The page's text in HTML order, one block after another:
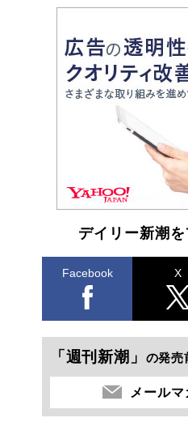
デイリー新潮
Facebook X
「週刊新潮」 の発売
メール